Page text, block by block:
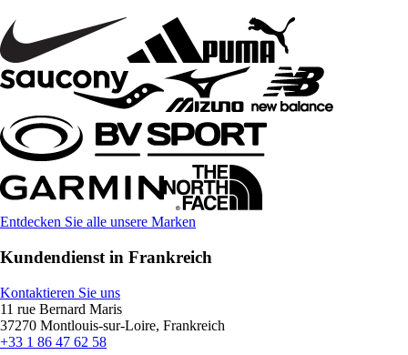
Entdecken Sie alle unsere Marken
Kundendienst in Frankreich
Kontaktieren Sie uns
11 rue Bernard Maris
37270 Montlouis-sur-Loire, Frankreich
+33 1 86 47 62 58